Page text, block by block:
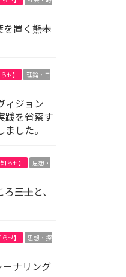
置く――熊本
せ】
理論・モ
ィジョン
践を省察す
した。
知らせ】
思想・
三上と、
らせ】
思想・探
ーナリング